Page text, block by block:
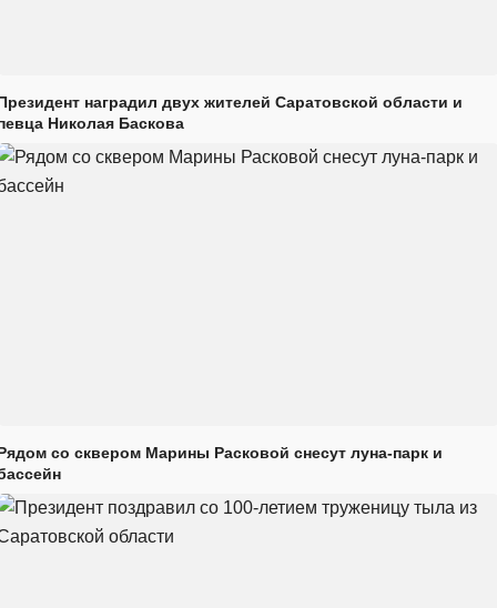
наградил двух жителей Саратовской области и
Николая Баскова
со сквером Марины Расковой снесут луна-парк и